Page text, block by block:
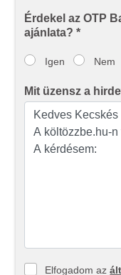
Érdekel az OTP
ajánlata? *
Igen Nem
Mit üzensz a
Elfogadom az